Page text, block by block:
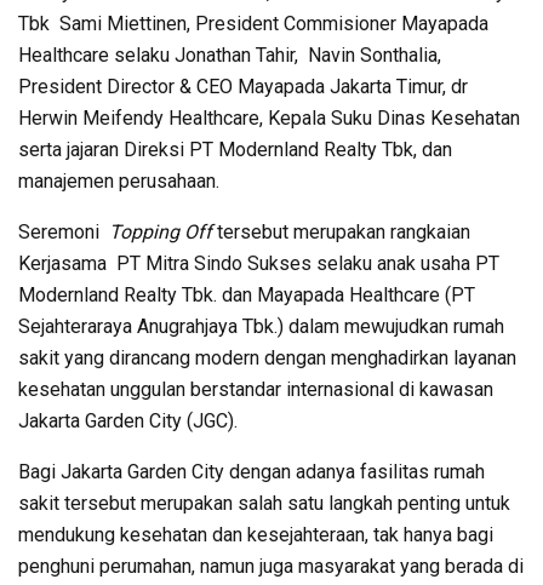
Tbk Sami Miettinen, President Commisioner Mayapada
Healthcare selaku Jonathan Tahir, Navin Sonthalia,
President Director & CEO Mayapada Jakarta Timur, dr
Herwin Meifendy Healthcare, Kepala Suku Dinas Kesehatan
serta jajaran Direksi PT Modernland Realty Tbk, dan
manajemen perusahaan.
Seremoni Topping Offtersebut merupakan rangkaian
Kerjasama PT Mitra Sindo Sukses selaku anak usaha PT
Modernland Realty Tbk. dan Mayapada Healthcare (PT
Sejahteraraya Anugrahjaya Tbk.) dalam mewujudkan rumah
sakit yang dirancang modern dengan menghadirkan layanan
kesehatan unggulan berstandar internasional di kawasan
Jakarta Garden City (JGC).
Bagi Jakarta Garden City dengan adanya fasilitas rumah
sakit tersebut merupakan salah satu langkah penting untuk
mendukung kesehatan dan kesejahteraan, tak hanya bagi
penghuni perumahan, namun juga masyarakat yang berada di